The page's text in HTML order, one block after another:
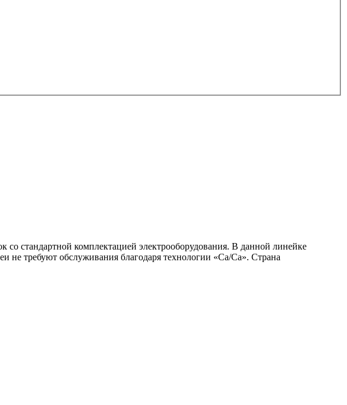
со стандартной комплектацией электрооборудования. В данной линейке
не требуют обслуживания благодаря технологии «Са/Са». Страна